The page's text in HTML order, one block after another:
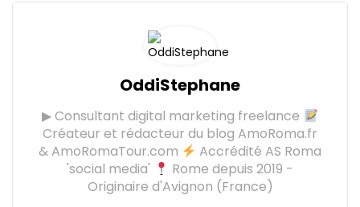
OddiStephane
▶ Consultant digital marketing freelance
Créateur et rédacteur du blog AmoRoma.fr
& AmoRomaTour.com
Accrédité AS Roma
'social media'
Rome depuis 2019 -
Originaire d'Avignon (France)